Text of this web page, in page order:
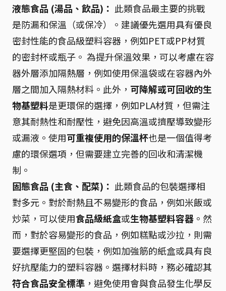
液態食品 (湯品、飲品)： 此類食品最主要的挑戰
是防漏和保溫（或保冷）。建議優先選用具有優良
密封性能的食品級塑料容器，例如PET或PP材質
的密封杯或瓶子。 為提升保溫效果，可以考慮在容
器外層添加隔熱層，例如使用保溫袋或在容器內外
層之間加入隔熱材料。此外， 可降解或可回收的生
物基塑料是更環保的選擇，例如PLA材質，但需注
意其耐熱性和耐壓性，避免因高溫或擠壓導致變形
或漏液。使用可重複使用的保溫杯也是一個值得考
慮的環保選項，但需要建立完善的回收和清潔機
制。
固態食品 (主食、配菜)： 此類食品的包裝選擇相
對多元。對於耐熱且不易變形的食品，例如米飯或
炒菜，可以使用食品級紙盒或生物基塑料容器 。然
而，對於容易變形的食品，例如糕點或沙拉，則需
要選擇更堅固的包裝，例如加強筋的紙盒或具有良
好抗壓能力的塑料容器。選擇材料時，務必確認其
符合食品安全標準 ，避免使用會與食品發生化學反